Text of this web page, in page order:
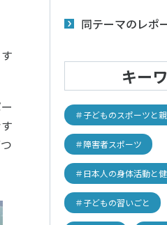
くり
諸外国のス
諸外国のス
諸外国のス
諸外国のス
諸外国のス
諸外国のス
SSF研究員
知る学ぶ
―
―
Sport
スポーツ辞
同テーマのレポ
キー
＃子どものスポーツと
＃障害者スポーツ
＃日本人の身体活動と
＃子どもの習いごと